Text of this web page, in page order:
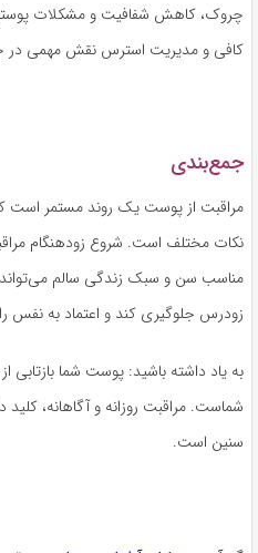
چروک، کاهش شفافیت و مشکلات
کافی و مدیریت استرس نقش مهمی در
جمع‌بندی
مراقبت از پوست یک روند مستمر است که
نکات مختلف است. شروع زودهنگام
مناسب سن و سبک زندگی سالم می‌تواند
زودرس جلوگیری کند و اعتماد به نفس
به یاد داشته باشید: پوست شما
شماست. مراقبت روزانه و آگاهانه،
سنین است.